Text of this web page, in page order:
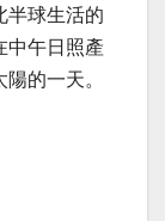
半球生活的
中午日照產
的一天。